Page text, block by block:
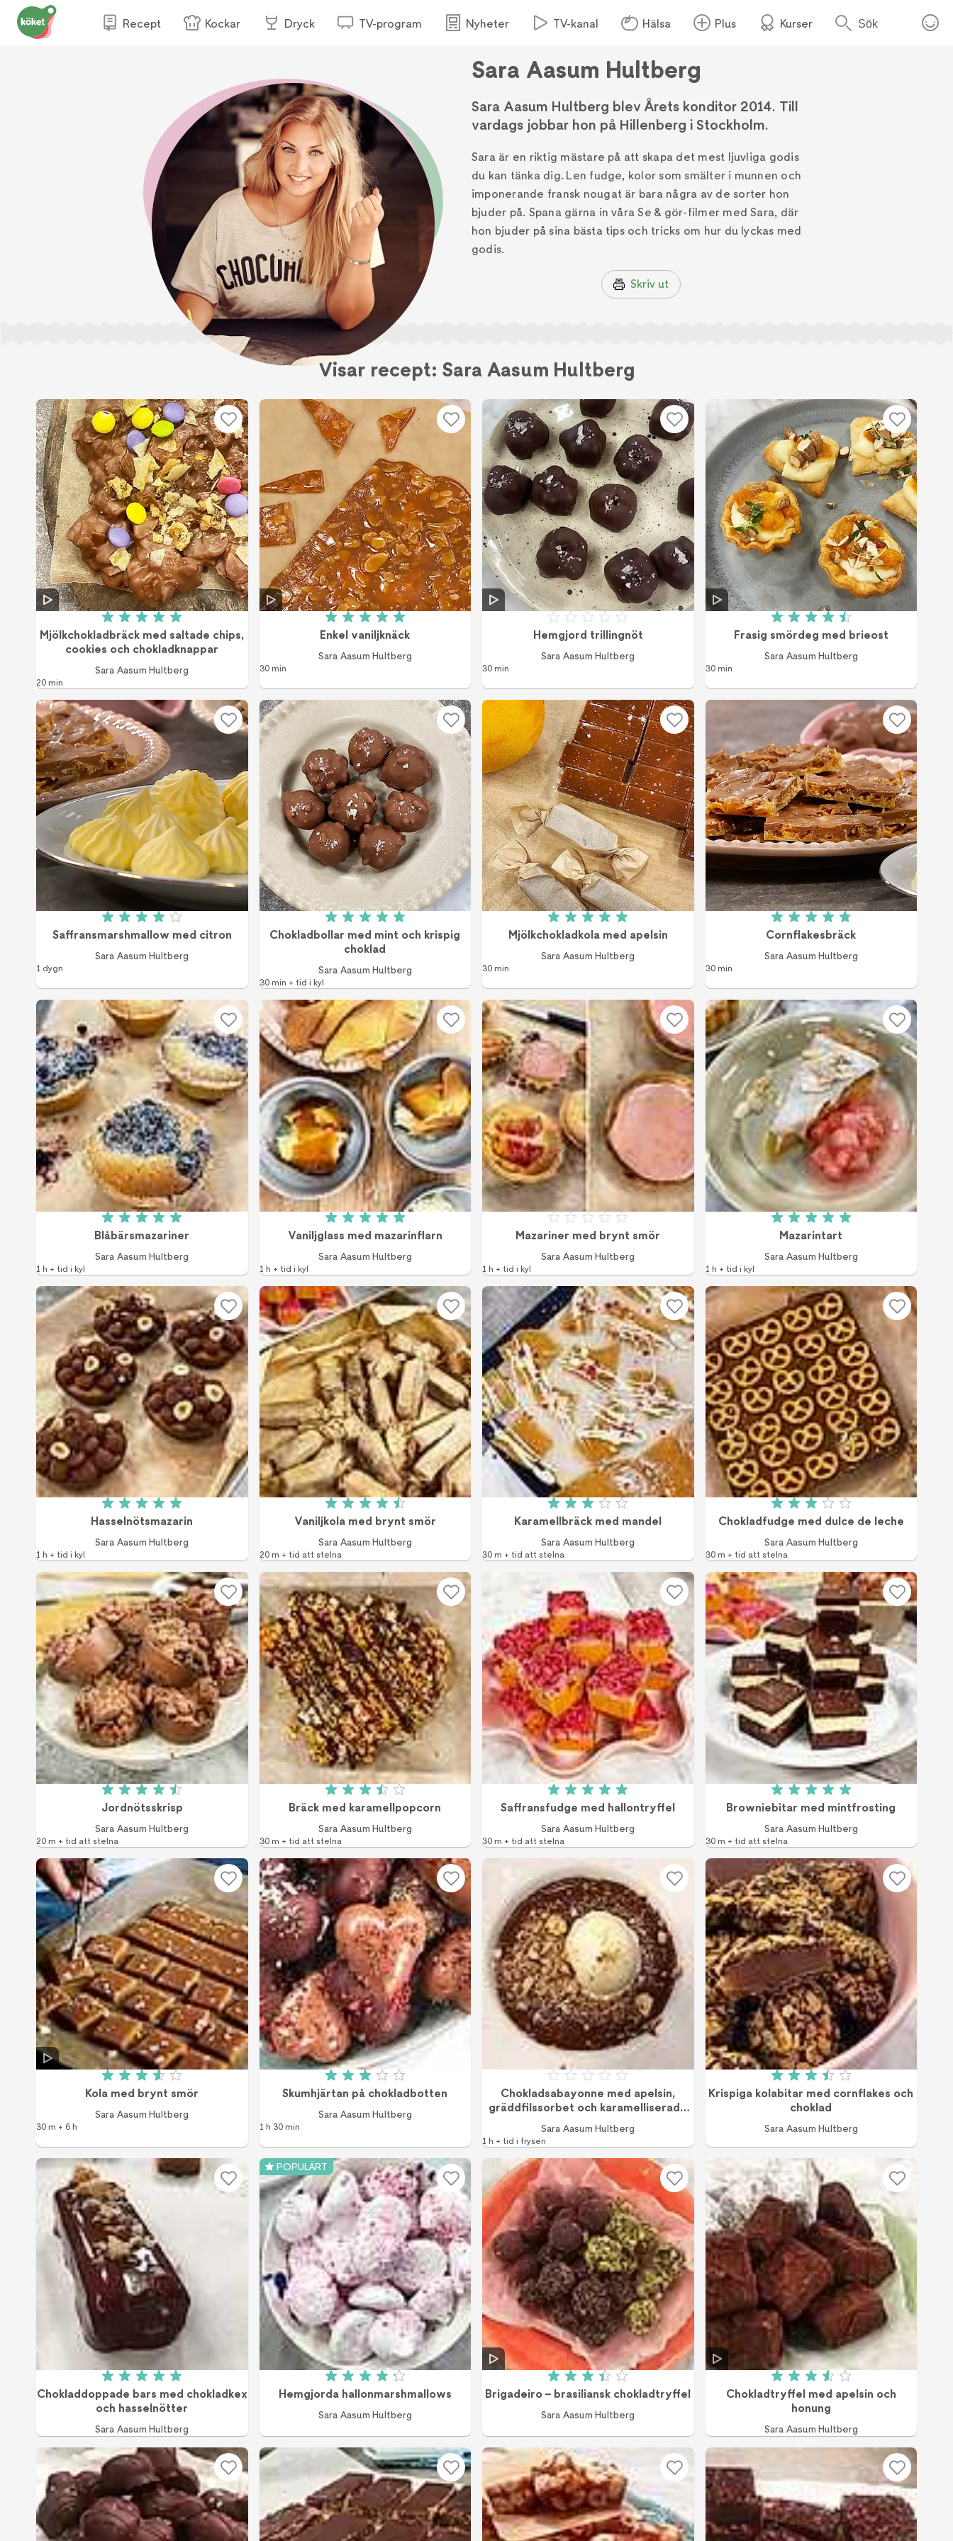
Recept Kockar Dryck TV-program Nyheter TV-kanal Hälsa Plus Kurser Sök
Sara Aasum Hultberg
Sara Aasum Hultberg blev Årets konditor 2014. Till
vardags jobbar hon på Hillenberg i Stockholm.
Sara är en riktig mästare på att skapa det mest ljuvliga godis
du kan tänka dig. Len fudge, kolor som smälter i munnen och
imponerande fransk nougat är bara några av de sorter hon
bjuder på. Spana gärna in våra Se & gör-filmer med Sara, där
hon bjuder på sina bästa tips och tricks om hur du lyckas med
godis.
Skriv ut
Visar recept: Sara Aasum Hultberg
Betyg: 5 av 5 (1 röster)
Mjölkchokladbräck med saltade chips,
cookies och chokladknappar
Sara Aasum Hultberg
20 min
Betyg: 5 av 5 (1 röster)
Enkel vaniljknäck
Sara Aasum Hultberg
30 min
Betyg: 0 av 5
Hemgjord trillingnöt
Sara Aasum Hultberg
30 min
Betyg: 4.5 av 5 (2 röster)
Frasig smördeg med brieost
Sara Aasum Hultberg
30 min
Betyg: 4 av 5 (2 röster)
Saffransmarshmallow med citron
Sara Aasum Hultberg
1 dygn
Betyg: 5 av 5 (1 röster)
Chokladbollar med mint och krispig
choklad
Sara Aasum Hultberg
30 min + tid i kyl
Betyg: 5 av 5 (2 röster)
Mjölkchokladkola med apelsin
Sara Aasum Hultberg
30 min
Betyg: 4.9 av 5 (9 röster)
Cornflakesbräck
Sara Aasum Hultberg
30 min
Betyg: 5 av 5 (1 röster)
Blåbärsmazariner
Sara Aasum Hultberg
1 h + tid i kyl
Betyg: 5 av 5 (1 röster)
Vaniljglass med mazarinflarn
Sara Aasum Hultberg
1 h + tid i kyl
Betyg: 0 av 5
Mazariner med brynt smör
Sara Aasum Hultberg
1 h + tid i kyl
Betyg: 5 av 5 (1 röster)
Mazarintart
Sara Aasum Hultberg
1 h + tid i kyl
Betyg: 5 av 5 (1 röster)
Hasselnötsmazarin
Sara Aasum Hultberg
1 h + tid i kyl
Betyg: 4.5 av 5 (2 röster)
Vaniljkola med brynt smör
Sara Aasum Hultberg
20 m + tid att stelna
Betyg: 3 av 5 (2 röster)
Karamellbräck med mandel
Sara Aasum Hultberg
30 m + tid att stelna
Betyg: 3 av 5 (4 röster)
Chokladfudge med dulce de leche
Sara Aasum Hultberg
30 m + tid att stelna
Betyg: 4.5 av 5 (4 röster)
Jordnötsskrisp
Sara Aasum Hultberg
20 m + tid att stelna
Betyg: 3.5 av 5 (4 röster)
Bräck med karamellpopcorn
Sara Aasum Hultberg
30 m + tid att stelna
Betyg: 5 av 5 (3 röster)
Saffransfudge med hallontryffel
Sara Aasum Hultberg
30 m + tid att stelna
Betyg: 5 av 5 (1 röster)
Browniebitar med mintfrosting
Sara Aasum Hultberg
30 m + tid att stelna
Betyg: 3.6 av 5 (444 röster)
Kola med brynt smör
Sara Aasum Hultberg
30 m + 6 h
Betyg: 3 av 5 (2 röster)
Skumhjärtan på chokladbotten
Sara Aasum Hultberg
1 h 30 min
Betyg: 0 av 5
Chokladsabayonne med apelsin,
gräddfilssorbet och karamelliserade
nötter
Sara Aasum Hultberg
1 h + tid i frysen
Betyg: 3.5 av 5 (24 röster)
Krispiga kolabitar med cornflakes och
choklad
Sara Aasum Hultberg
Betyg: 5 av 5 (1 röster)
Chokladdoppade bars med chokladkex
och hasselnötter
Sara Aasum Hultberg
POPULÄRT
Betyg: 4.2 av 5 (19 röster)
Hemgjorda hallonmarshmallows
Sara Aasum Hultberg
Betyg: 3.4 av 5 (40 röster)
Brigadeiro – brasiliansk chokladtryffel
Sara Aasum Hultberg
Betyg: 3.6 av 5 (24 röster)
Chokladtryffel med apelsin och
honung
Sara Aasum Hultberg